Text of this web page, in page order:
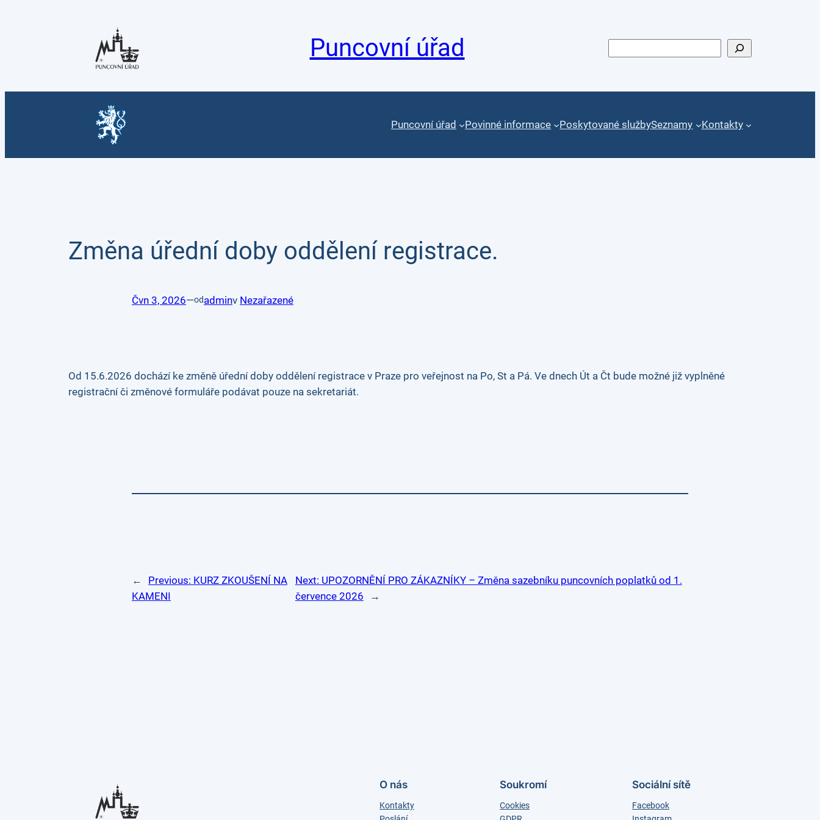
Puncovní úřad
Puncovní úřad Povinné informace Poskytované službySeznamy Kontakty
Změna úřední doby oddělení registrace.
Čvn 3, 2026—odadminv Nezařazené
Od 15.6.2026 dochází ke změně úřední doby oddělení registrace v Praze pro veřejnost na Po, St a Pá. Ve dnech Út a Čt bude možné již vyplněné
registrační či změnové formuláře podávat pouze na sekretariát.
← Previous: KURZ ZKOUŠENÍ NA
KAMENI
Next: UPOZORNĚNÍ PRO ZÁKAZNÍKY – Změna sazebníku puncovních poplatků od 1.
července 2026
→
O nás
Kontakty
Soukromí
Cookies
Sociální sítě
Facebook